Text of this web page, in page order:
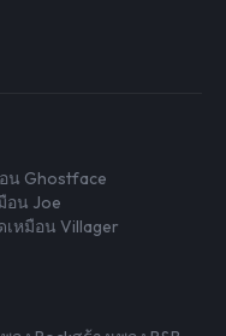
น Ghostface
อน Joe
เหมือน Villager